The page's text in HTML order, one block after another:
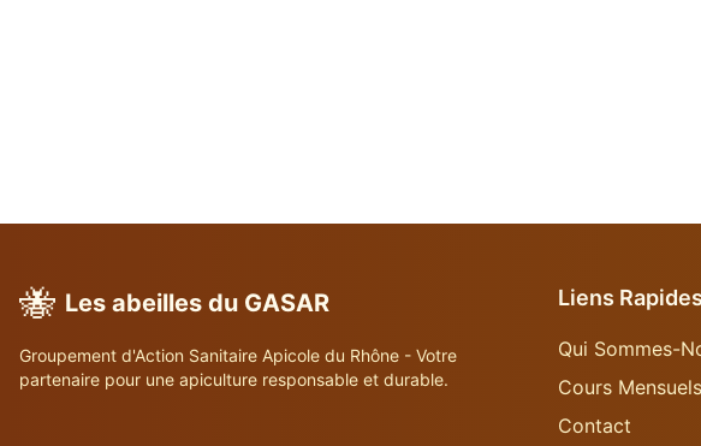
🐝 Les abeilles du GASAR
Groupement d'Action Sanitaire Apicole du Rhône - Votre
partenaire pour une apiculture responsable et durable.
Liens Rapides
Qui Sommes-
Cours Mensuels
Contact